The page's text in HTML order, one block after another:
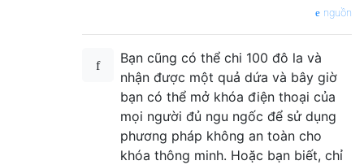
nguồn
Bạn cũng có thể chi 100 đô la và
nhận được một quả dứa và bây giờ
bạn có thể mở khóa điện thoại của
mọi người đủ ngu ngốc để sử dụng
phương pháp không an toàn cho
khóa thông minh. Hoặc bạn biết, chỉ